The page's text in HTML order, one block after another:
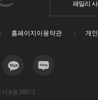
패밀리
홈페이지이용약관 개
서초동 1657-1